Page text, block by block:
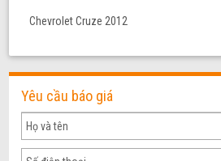
Chevrolet Cruze 2012
Yêu cầu báo giá